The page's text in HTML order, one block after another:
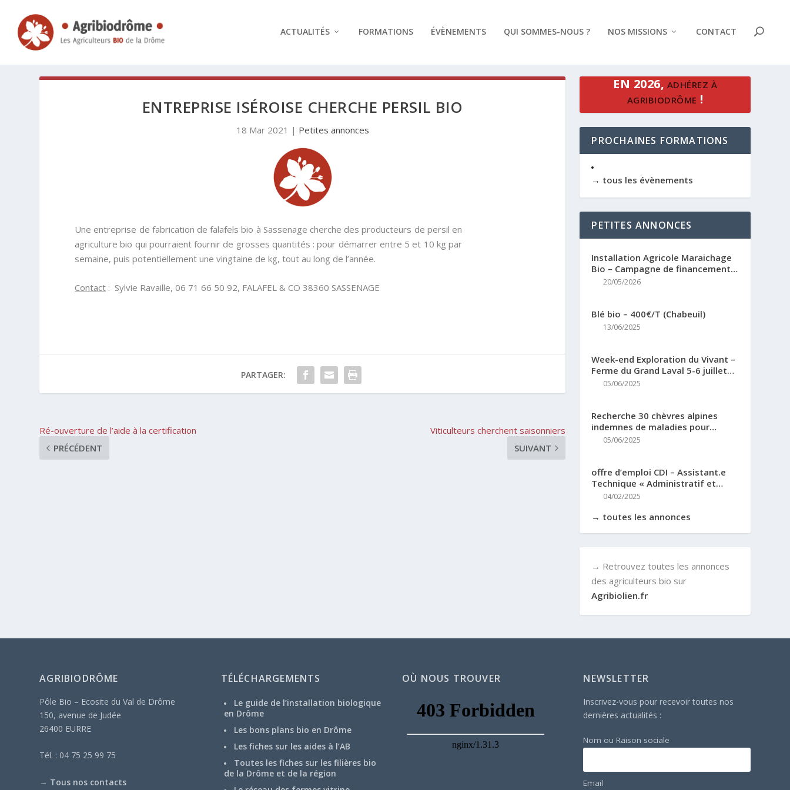
ACTUALITÉS FORMATIONS ÉVÈNEMENTS QUI SOMMES-NOUS ? NOS MISSIONS CONTACT
ENTREPRISE ISÉROISE CHERCHE PERSIL BIO
18 Mar 2021 | Petites annonces
Une entreprise de fabrication de falafels bio à Sassenage cherche des producteurs de persil en
agriculture bio qui pourraient fournir de grosses quantités : pour démarrer entre 5 et 10 kg par
semaine, puis potentiellement une vingtaine de kg, tout au long de l’année.
Contact : Sylvie Ravaille, 06 71 66 50 92, FALAFEL & CO 38360 SASSENAGE
PARTAGER:
Ré-ouverture de l’aide à la certification
PRÉCÉDENT
Viticulteurs cherchent saisonniers
SUIVANT
EN 2026, ADHÉREZ À
AGRIBIODRÔME !
PROCHAINES FORMATIONS
→ tous les évènements
PETITES ANNONCES
Installation Agricole Maraichage
Bio – Campagne de financement
Miimosa
20/05/2026
Blé bio – 400€/T (Chabeuil)
13/06/2025
Week-end Exploration du Vivant –
Ferme du Grand Laval 5-6 juillet
2025
05/06/2025
Recherche 30 chèvres alpines
indemnes de maladies pour
renouvellement troupeau (38)
05/06/2025
offre d’emploi CDI – Assistant.e
Technique « Administratif et
Finances »
04/02/2025
→ toutes les annonces
→ Retrouvez toutes les annonces
des agriculteurs bio sur
Agribiolien.fr
AGRIBIODRÔME
Pôle Bio – Ecosite du Val de Drôme
150, avenue de Judée
26400 EURRE
Tél. : 04 75 25 99 75
→ Tous nos contacts
TÉLÉCHARGEMENTS
Le guide de l’installation biologique
en Drôme
Les bons plans bio en Drôme
Les fiches sur les aides à l’AB
Toutes les fiches sur les filières bio
de la Drôme et de la région
OÙ NOUS TROUVER NEWSLETTER
Inscrivez-vous pour recevoir toutes nos
dernières actualités :
Nom ou Raison sociale
Email